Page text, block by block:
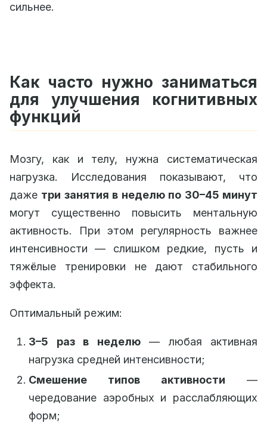
сильнее.
Как часто нужно заниматься
для улучшения когнитивных
функций
Мозгу, как и телу, нужна систематическая
нагрузка. Исследования показывают, что
даже три занятия в неделю по 30–45 минут
могут существенно повысить ментальную
активность. При этом регулярность важнее
интенсивности — слишком редкие, пусть и
тяжёлые тренировки не дают стабильного
эффекта.
Оптимальный режим:
3–5 раз в неделю— любая активная
нагрузка средней интенсивности;
Смешение типов активности —
чередование аэробных и расслабляющих
форм;